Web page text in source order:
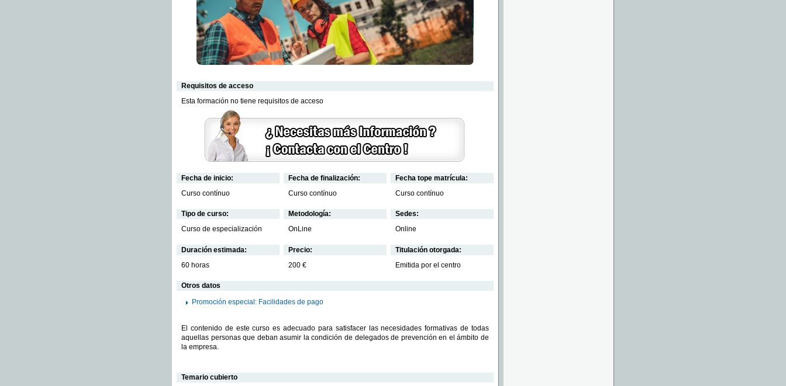
Requisitos de acceso
Esta formación no tiene requisitos de acceso
Fecha de inicio:
Curso contínuo
Fecha de finalización:
Curso contínuo
Fecha tope matrícula:
Curso contínuo
Tipo de curso:
Curso de especialización
Metodología:
OnLine
Sedes:
Online
Duración estimada:
60 horas
Precio:
200 €
Titulación otorgada:
Emitida por el centro
Otros datos
Promoción especial: Facilidades de pago
El contenido de este curso es adecuado para satisfacer las necesidades formativas de todas
aquellas personas que deban asumir la condición de delegados de prevención en el ámbito de
la empresa.
Temario cubierto